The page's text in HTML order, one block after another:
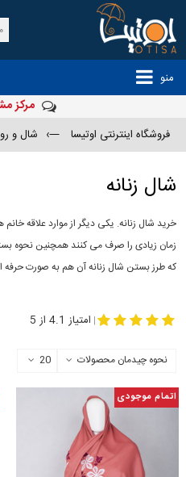
منو
مرکز
فروشگاه اینترنتی اوتیسا —› شال و
شال زنانه
خرید شال زنانه. یکی دیگر از موارد علاقه
زمان زیادی را صرف می کنند همچنین نحوه
که طرز بستن شال زنانه آن هم به صورت حرفه
| امتیاز 4.1 از 5
نحوه چیدمان محصولات 20
اتمام موجودی